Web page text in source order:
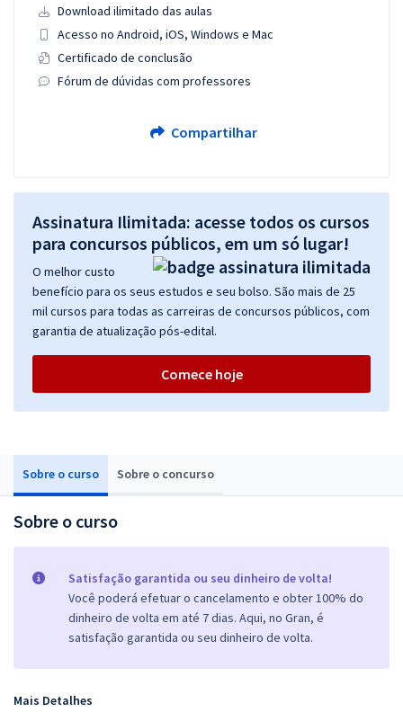
Sobre o curso Sobre o concurso
Sobre o curso
Satisfação garantida ou seu dinheiro de volta!
Você poderá efetuar o cancelamento e obter 100% do
dinheiro de volta em até 7 dias. Aqui, no Gran, é
satisfação garantida ou seu dinheiro de volta.
Mais Detalhes
Download ilimitado das aulas
Acesso no Android, iOS, Windows e Mac
Certificado de conclusão
Fórum de dúvidas com professores
Compartilhar
Assinatura Ilimitada: acesse todos os cursos
para concursos públicos, em um só lugar!
O melhor custo
benefício para os seus estudos e seu bolso. São mais de 25
mil cursos para todas as carreiras de concursos públicos, com
garantia de atualização pós-edital.
Comece hoje